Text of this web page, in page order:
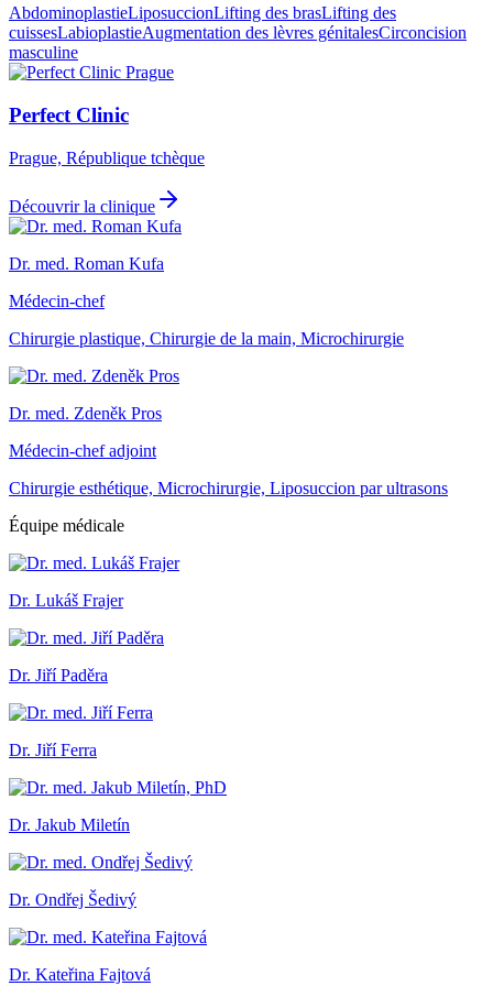
AbdominoplastieLiposuccionLifting des brasLifting des
cuissesLabioplastieAugmentation des lèvres génitalesCirconcision
masculine
Perfect Clinic
Prague, République tchèque
Découvrir la clinique
Dr. med. Roman Kufa
Médecin-chef
Chirurgie plastique, Chirurgie de la main, Microchirurgie
Dr. med. Zdeněk Pros
Médecin-chef adjoint
Chirurgie esthétique, Microchirurgie, Liposuccion par ultrasons
Équipe médicale
Dr. Lukáš Frajer
Dr. Jiří Paděra
Dr. Jiří Ferra
Dr. Jakub Miletín
Dr. Ondřej Šedivý
Dr. Kateřina Fajtová